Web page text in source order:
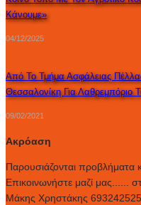
Κάνουμε»
04/12/2025
Από Το Τμήμα Ασφάλειας
Θεσσαλονίκη Για Λαθρεμπόριο
09/02/2021
Ακρόαση
Παρουσιάζονται προβλήματα
Επικοινωνήστε μαζί μας......
Μάκης Χρηστάκης